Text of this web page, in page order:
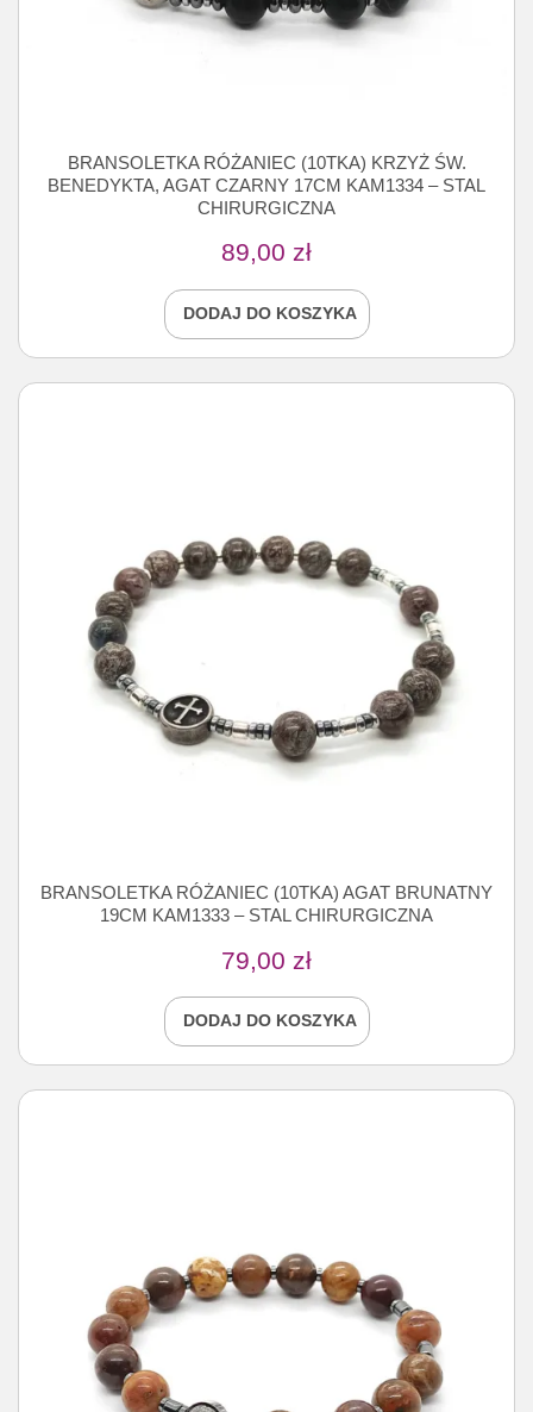
BRANSOLETKA RÓŻANIEC (10TKA) KRZYŻ ŚW.
BENEDYKTA, AGAT CZARNY 17CM KAM1334 – STAL
CHIRURGICZNA
89,00 zł
DODAJ DO KOSZYKA
BRANSOLETKA RÓŻANIEC (10TKA) AGAT BRUNATNY
19CM KAM1333 – STAL CHIRURGICZNA
79,00 zł
DODAJ DO KOSZYKA